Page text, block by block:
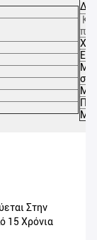
Στην
15 Χρόνια